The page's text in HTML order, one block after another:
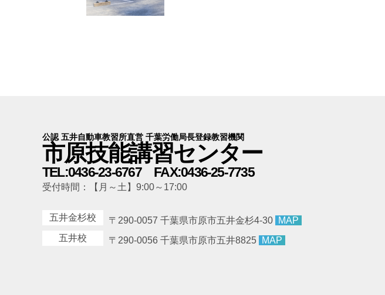
公認 五井自動車教習所直営 千葉労働局長登録教習機関
市原技能講習センター
TEL:0436-23-6767 FAX:0436-25-7735
受付時間：【月～土】9:00～17:00
五井金杉校 〒290-0057 千葉県市原市五井金杉4-30
MAP
五井校
〒290-0056 千葉県市原市五井8825 MAP